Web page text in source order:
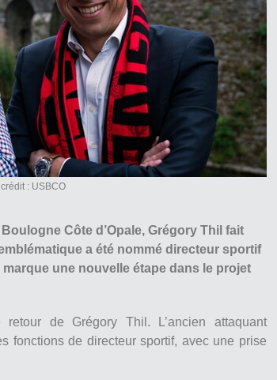
: USBCO
Côte d’Opale, Grégory Thil fait
a été nommé directeur sportif
une nouvelle étape dans le projet
de Grégory Thil. L’ancien attaquant
fonctions de directeur sportif, avec une prise